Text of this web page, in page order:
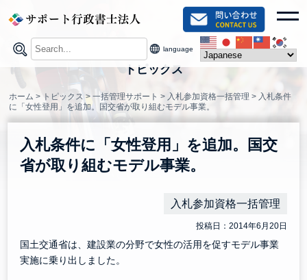
content
language
トピックス
ホーム > トピックス >一括管理サポート > 入札参加資格一括管理 > 入札条件
に「女性登用」を追加。国交省が取り組むモデル事業。
入札条件に「女性登用」を追加。国交
省が取り組むモデル事業。
投稿日：2014年6月20日
入札参加資格一括管理
国土交通省は、建設業の分野で女性の活用を促すモデル事業
実施に乗り出しました。